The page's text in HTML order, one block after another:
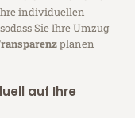
individuellen
Sie Ihre Umzug
planen
auf Ihre